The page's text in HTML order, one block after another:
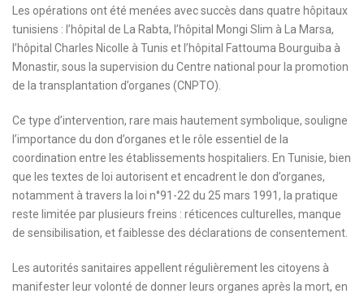
Les opérations ont été menées avec succès dans quatre hôpitaux
tunisiens : l’hôpital de La Rabta, l’hôpital Mongi Slim à La Marsa,
l’hôpital Charles Nicolle à Tunis et l’hôpital Fattouma Bourguiba à
Monastir, sous la supervision du Centre national pour la promotion
de la transplantation d’organes (CNPTO).
Ce type d’intervention, rare mais hautement symbolique, souligne
l’importance du don d’organes et le rôle essentiel de la
coordination entre les établissements hospitaliers. En Tunisie, bien
que les textes de loi autorisent et encadrent le don d’organes,
notamment à travers la loi n°91-22 du 25 mars 1991, la pratique
reste limitée par plusieurs freins : réticences culturelles, manque
de sensibilisation, et faiblesse des déclarations de consentement.
Les autorités sanitaires appellent régulièrement les citoyens à
manifester leur volonté de donner leurs organes après la mort, en